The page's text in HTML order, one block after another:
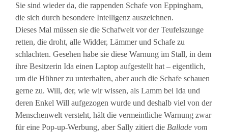
Sie sind wieder da, die rappenden Schafe von Eppingham,
die sich durch besondere Intelligenz auszeichnen.
Dieses Mal müssen sie die Schafwelt vor der Teufelszunge
retten, die droht, alle Widder, Lämmer und Schafe zu
schlachten. Gesehen habe sie diese Warnung im Stall, in dem
ihre Besitzerin Ida einen Laptop aufgestellt hat – eigentlich,
um die Hühner zu unterhalten, aber auch die Schafe schauen
gerne zu. Will, der, wie wir wissen, als Lamm bei Ida und
deren Enkel Will aufgezogen wurde und deshalb viel von der
Menschenwelt versteht, hält die vermeintliche Warnung zwar
für eine Pop-up-Werbung, aber Sally zitiert die Ballade vom